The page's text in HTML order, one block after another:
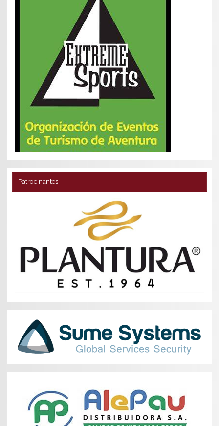
Patrocinantes